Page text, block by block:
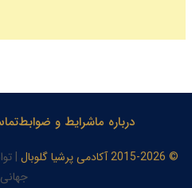
درباره ماشرایط و ضوابط
© 2015-2026 آکادمی پرشیا گلوبال
|
جهانی